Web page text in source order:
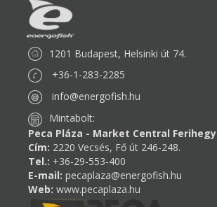
1201 Budapest, Helsinki út 74.
+36-1-283-2285
info@energofish.hu
Mintabolt:
Peca Pláza - Market Central Ferihegy
Cím: 2220 Vecsés, Fő út 246-248.
Tel.: +36-29-553-400
E-mail: pecaplaza@energofish.hu
Web: www.pecaplaza.hu